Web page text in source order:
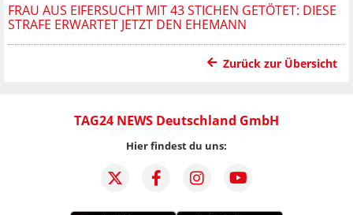
FRAU AUS EIFERSUCHT MIT 43 STICHEN GETÖTET: DIESE
STRAFE ERWARTET JETZT DEN EHEMANN
Zurück zur Übersicht
TAG24 NEWS Deutschland GmbH
Hier findest du uns: